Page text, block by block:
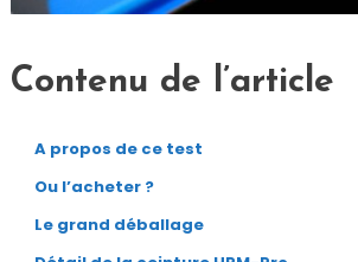
Contenu de l’article
A propos de ce test
Ou l’acheter ?
Le grand déballage